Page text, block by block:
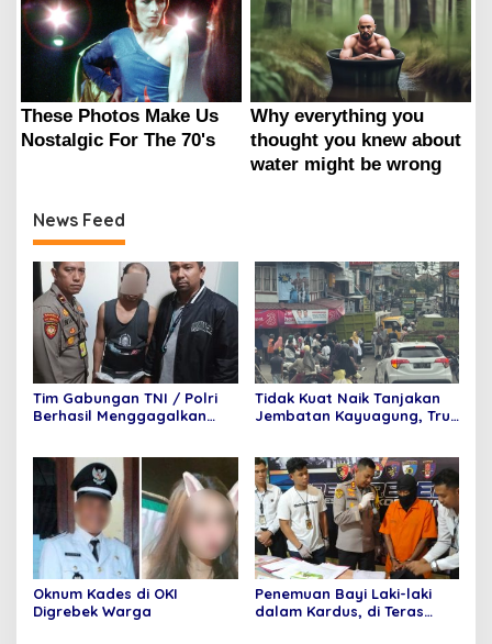
News Feed
Tim Gabungan TNI / Polri
Berhasil Menggagalkan
Ekstasi Di Bandara
Internasional Minangkabau
Tidak Kuat Naik Tanjakan
Jembatan Kayuagung, Truk
Oknum Kades di OKI
Digrebek Warga
Penemuan Bayi Laki-laki
dalam Kardus, di Teras